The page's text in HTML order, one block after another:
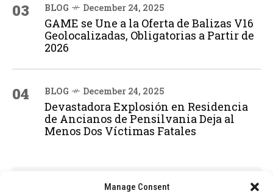
Manage Consent
03 BLOG December 24, 2025
GAME se Une a la Oferta de Balizas V16
Geolocalizadas, Obligatorias a Partir de
2026
04 BLOG December 24, 2025
Devastadora Explosión en Residencia
de Ancianos de Pensilvania Deja al
Menos Dos Víctimas Fatales